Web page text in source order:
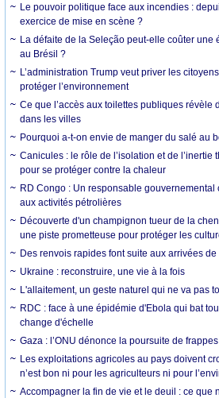
Le pouvoir politique face aux incendies :
exercice de mise en scène ?
La défaite de la Seleção peut-elle coûter une
au Brésil ?
L’administration Trump veut priver les
protéger l’environnement
Ce que l’accès aux toilettes publiques révèle
dans les villes
Pourquoi a-t-on envie de manger du salé au
Canicules : le rôle de l’isolation et de l’inertie
pour se protéger contre la chaleur
RD Congo : Un responsable
aux activités pétrolières
Découverte d'un champignon tueur de la
une piste prometteuse pour protéger les
Des renvois rapides font suite aux arrivées
Ukraine : reconstruire, une vie à la fois
L'allaitement, un geste naturel qui ne va pas
RDC : face à une épidémie d'Ebola qui bat
change d'échelle
Gaza : l’ONU dénonce la poursuite de
Les exploitations agricoles au pays doivent
n’est bon ni pour les agriculteurs ni pour
Accompagner la fin de vie et le deuil : ce que